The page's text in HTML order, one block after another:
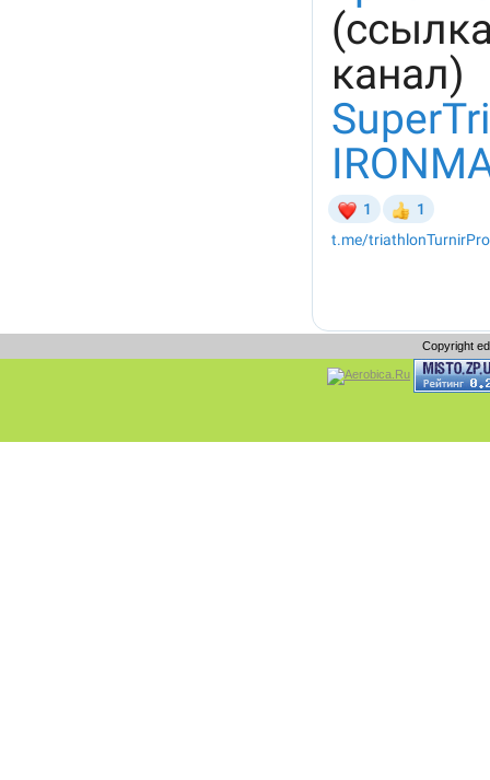
Copyright